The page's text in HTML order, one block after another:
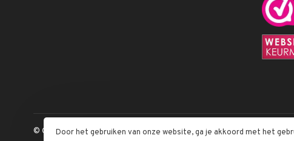
© Copyright 2026 Megabeautyshop.nl
Door het gebruiken van onze website, ga je akkoord met het